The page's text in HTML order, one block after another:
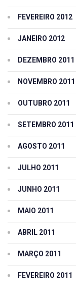
FEVEREIRO 2012
JANEIRO 2012
DEZEMBRO 2011
NOVEMBRO 2011
OUTUBRO 2011
SETEMBRO 2011
AGOSTO 2011
JULHO 2011
JUNHO 2011
MAIO 2011
ABRIL 2011
MARÇO 2011
FEVEREIRO 2011